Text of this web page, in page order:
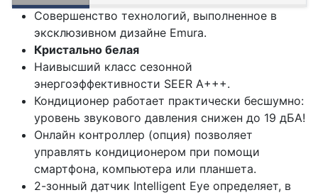
Совершенство технологий, выполненное в
эксклюзивном дизайне Emura.
Кристально белая
Наивысший класс сезонной
энергоэффективности SEER А+++.
Кондиционер работает практически бесшумно:
уровень звукового давления снижен до 19 дБА!
Онлайн контроллер (опция) позволяет
управлять кондиционером при помощи
смартфона, компьютера или планшета.
2-зонный датчик Intelligent Eye определяет, в